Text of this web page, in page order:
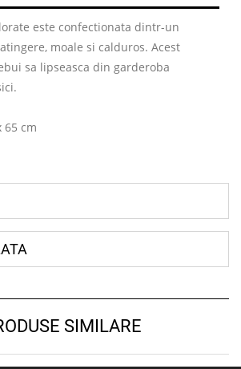
este confectionata dintr-un
moale si calduros. Acest
sa lipseasca din garderoba
65 cm
SIMILARE